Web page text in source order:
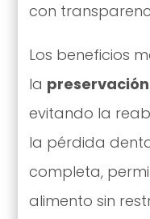
con
Los beneficios
la
evitando la
la pérdida
completa,
alimento sin